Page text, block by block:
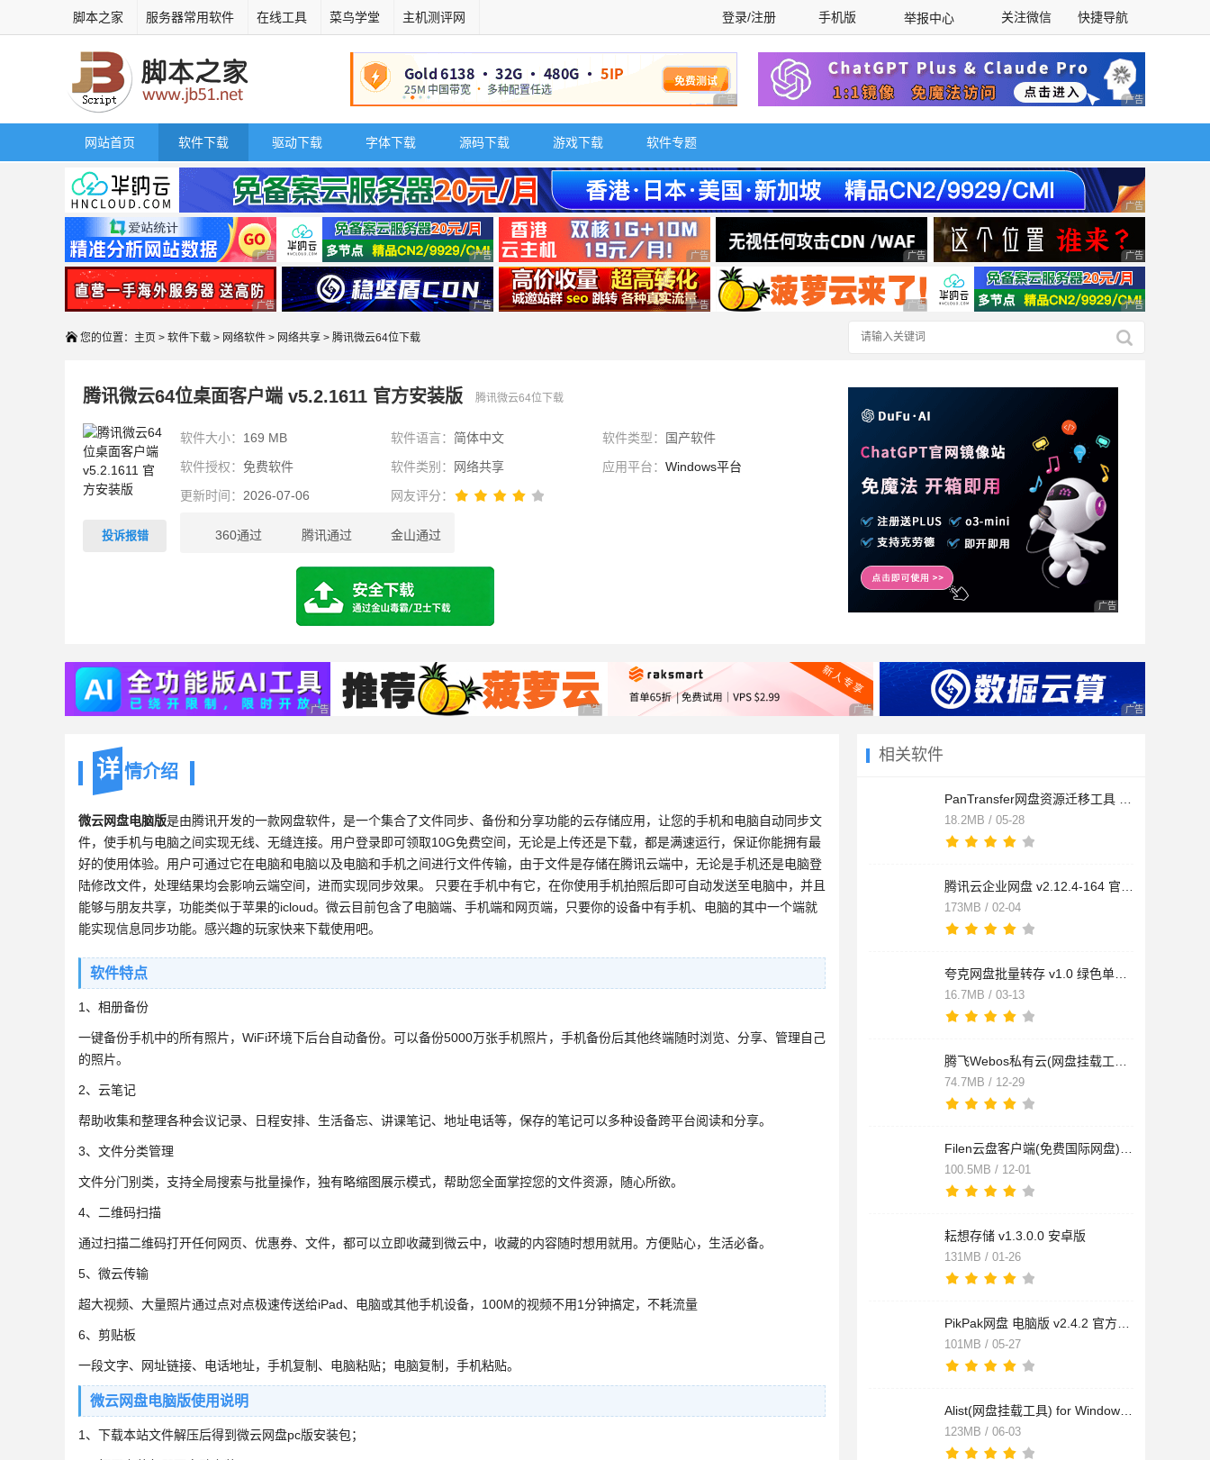
脚本之家 服务器常用软件 在线工具 菜鸟学堂 主机测评网 登录/注册 手机版 举报中心 关注微信 快捷导航
广告 商业广告，理性选择 广告 商业广告，理
网站首页 软件下载 驱动下载 字体下载 源码下载 游戏下载 软件专题
广告 商业广告，理
广告 商业广告，理性选择 广告 商业广告，理性选择 广告 商业广告，理性选择 广告 商业广告，理性选择 广告 商业广告，理
广告 商业广告，理性选择 广告 商业广告，理性选择 广告 商业广告，理性选择 广告 商业广告，理性选择 广告 商业广告，理
您的位置： 主页 > 软件下载 > 网络软件 > 网络共享 > 腾讯微云64位下载
腾讯微云64位桌面客户端 v5.2.1611 官方安装版 腾讯微云64位下载
投诉报错
软件大小： 169 MB 软件语言： 简体中文 软件类型：
国产软件
软件授权： 免费软件 软件类别： 网络共享 应用平台： Windows平台
更新时间： 2026-07-06 网友评分：
360通过 腾讯通过 金山通过
广告 商业广告，理性选择
广告 商业广告，理性选择 广告 商业广告，理性选择 广告 商业广告，理性选择 广告 商业广告，理
相关软件
18.2MB / 05-28
173MB / 02-04
16.7MB / 03-13
74.7MB / 12-29
100.5MB / 12-01
耘想存储 v1.3.0.0 安卓版
131MB / 01-26
101MB / 05-27
123MB / 06-03
详 情介绍
微云网盘电脑版是由腾讯开发的一款网盘软件，是一个集合了文件同步、备份和分享功能的云存储应用，让您的手机和电脑自动同步文
件，使手机与电脑之间实现无线、无缝连接。用户登录即可领取10G免费空间，无论是上传还是下载，都是满速运行，保证你能拥有最
好的使用体验。用户可通过它在电脑和电脑以及电脑和手机之间进行文件传输，由于文件是存储在腾讯云端中，无论是手机还是电脑登
陆修改文件，处理结果均会影响云端空间，进而实现同步效果。 只要在手机中有它，在你使用手机拍照后即可自动发送至电脑中，并且
能够与朋友共享，功能类似于苹果的icloud。微云目前包含了电脑端、手机端和网页端，只要你的设备中有手机、电脑的其中一个端就
能实现信息同步功能。感兴趣的玩家快来下载使用吧。
软件特点
1、相册备份
一键备份手机中的所有照片，WiFi环境下后台自动备份。可以备份5000万张手机照片，手机备份后其他终端随时浏览、分享、管理自己
的照片。
2、云笔记
帮助收集和整理各种会议记录、日程安排、生活备忘、讲课笔记、地址电话等，保存的笔记可以多种设备跨平台阅读和分享。
3、文件分类管理
文件分门别类，支持全局搜索与批量操作，独有略缩图展示模式，帮助您全面掌控您的文件资源，随心所欲。
4、二维码扫描
通过扫描二维码打开任何网页、优惠券、文件，都可以立即收藏到微云中，收藏的内容随时想用就用。方便贴心，生活必备。
5、微云传输
超大视频、大量照片通过点对点极速传送给iPad、电脑或其他手机设备，100M的视频不用1分钟搞定，不耗流量
6、剪贴板
一段文字、网址链接、电话地址，手机复制、电脑粘贴；电脑复制，手机粘贴。
微云网盘电脑版使用说明
1、下载本站文件解压后得到微云网盘pc版安装包；